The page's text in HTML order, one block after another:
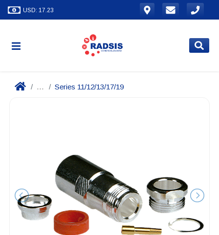
USD: 17.23
... Series 11/12/13/17/19